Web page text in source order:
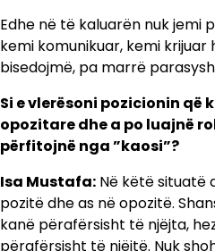
Edhe në të kaluarën nuk jemi
kemi komunikuar, kemi
bisedojmë, pa marrë
Si e vlerësoni pozicionin që
opozitare dhe a po luajnë
përfitojnë nga ”kaosi”?
Isa Mustafa: Në këtë situatë
pozitë dhe as në opozitë.
kanë përafërsisht të njëjta,
përafërsisht të njëjtë. Nuk